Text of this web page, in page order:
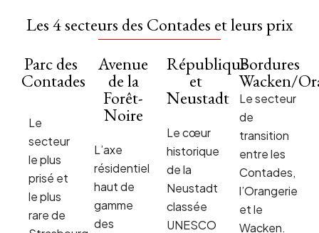
Les 4 secteurs des Contades et leurs prix
Parc des
Contades
Le
secteur
le plus
prisé et
le plus
rare de
Avenue
de la
Forêt-
Noire
L’axe
résidentiel
haut de
gamme
des
République
et
Neustadt
Le cœur
historique
de la
Neustadt
classée
UNESCO
Bordures
Wacken/
Le secteur
de
transition
entre les
Contades,
l’Orangerie
et le
Wacken.